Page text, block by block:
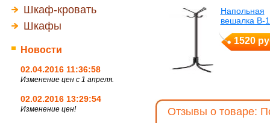
Шкаф-кровать
Шкафы
Новости
02.04.2016 11:36:58
Изменение цен с 1 апреля.
02.02.2016 13:29:54
Изменение цен!
Напольная
вешалка В-
1520
Отзывы о товаре: